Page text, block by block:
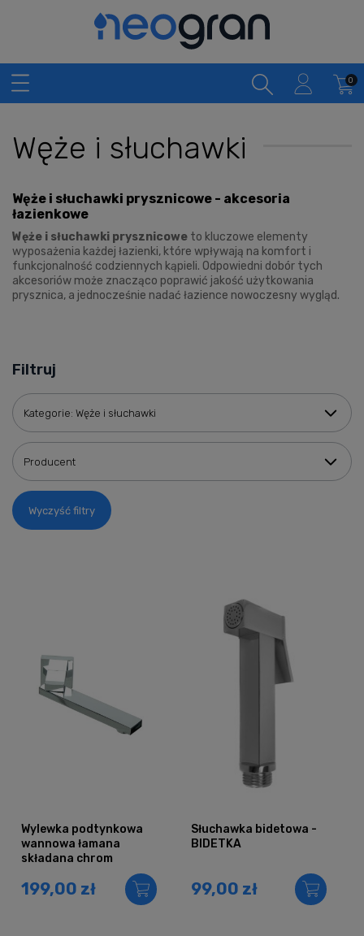
Węże i słuchawki
Węże i słuchawki prysznicowe - akcesoria
łazienkowe
Węże i słuchawki prysznicowe to kluczowe elementy
wyposażenia każdej łazienki, które wpływają na komfort i
funkcjonalność codziennych kąpieli. Odpowiedni dobór tych
akcesoriów może znacząco poprawić jakość użytkowania
prysznica, a jednocześnie nadać łazience nowoczesny wygląd.
Filtruj
Kategorie: Węże i słuchawki
Producent
Wyczyść filtry
Wylewka podtynkowa
wannowa łamana
składana chrom
199,00 zł
Słuchawka bidetowa -
BIDETKA
99,00 zł